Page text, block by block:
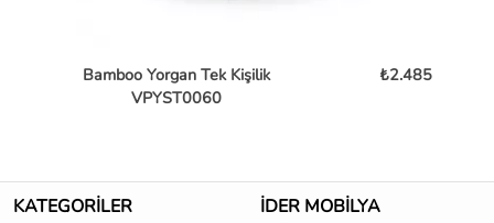
Bamboo Yorgan Tek Kişilik
VPYST0060
₺2.485
KATEGORİLER İDER MOBİLYA